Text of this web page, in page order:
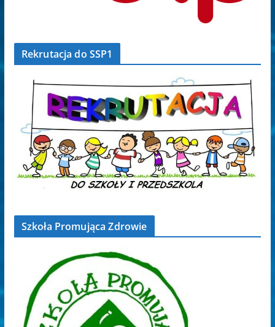
Rekrutacja do SSP1
Szkoła Promująca Zdrowie